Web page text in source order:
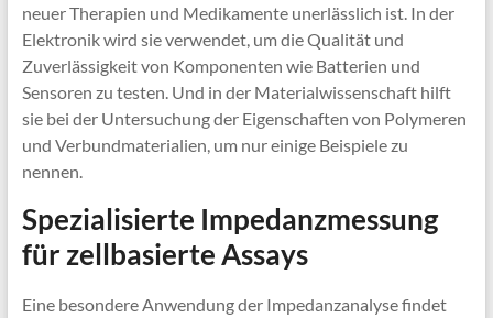
neuer Therapien und Medikamente unerlässlich ist. In der
Elektronik wird sie verwendet, um die Qualität und
Zuverlässigkeit von Komponenten wie Batterien und
Sensoren zu testen. Und in der Materialwissenschaft hilft
sie bei der Untersuchung der Eigenschaften von Polymeren
und Verbundmaterialien, um nur einige Beispiele zu
nennen.
Spezialisierte Impedanzmessung
für zellbasierte Assays
Eine besondere Anwendung der Impedanzanalyse findet